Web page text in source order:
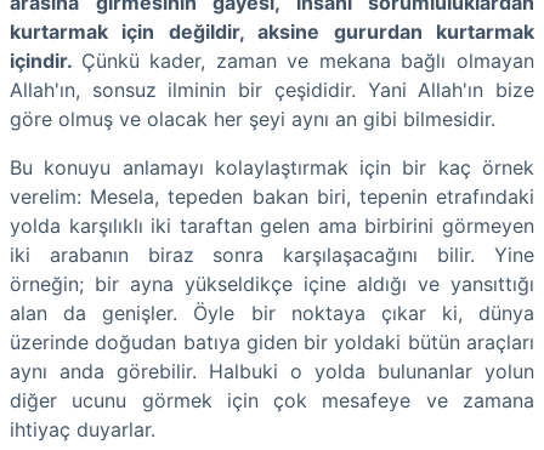
kurtarmak için değildir, aksine gururdan kurtarmak
içindir. Çünkü kader, zaman ve mekana bağlı olmayan
Allah'ın, sonsuz ilminin bir çeşididir. Yani Allah'ın bize
göre olmuş ve olacak her şeyi aynı an gibi bilmesidir.
Bu konuyu anlamayı kolaylaştırmak için bir kaç örnek
verelim: Mesela, tepeden bakan biri, tepenin etrafındaki
yolda karşılıklı iki taraftan gelen ama birbirini görmeyen
iki arabanın biraz sonra karşılaşacağını bilir. Yine
örneğin; bir ayna yükseldikçe içine aldığı ve yansıttığı
alan da genişler. Öyle bir noktaya çıkar ki, dünya
üzerinde doğudan batıya giden bir yoldaki bütün araçları
aynı anda görebilir. Halbuki o yolda bulunanlar yolun
diğer ucunu görmek için çok mesafeye ve zamana
ihtiyaç duyarlar.